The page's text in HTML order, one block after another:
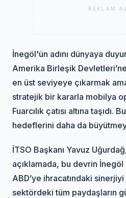
REKLAM
İnegöl'ün adını dünyaya
Amerika Birleşik
en üst seviyeye çıkarmak
stratejik bir kararla mobilya
Fuarcılık çatısı altına
hedeflerini daha da
İTSO Başkanı Yavuz
açıklamada, bu devrin
ABD’ye ihracatındaki sinerjiyi
sektördeki tüm paydaşların